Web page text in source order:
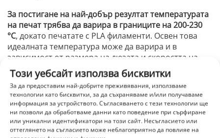
Този уебсайт използва бисквитки
За да предоставим най-добрите преживявания, използваме
технологии като бисквитки, за да съхраняваме и/или получаваме
информация за устройството. Съгласяването с тези технологии ще
ни позволи да обработваме данни като поведение при сърфиране
или уникални идентификатори на този сайт. Несъгласието или
оттеглянето на съгласието може неблагоприятно да повлияе на
За постигане на най-добър резултат температурата
на печат трябва да варира в границите на 200-230
°C, докато печатате с PLA филаменти. Освен това
идеалната температура може да варира и в
зависимост от размера на дюзата и скоростта на
печат. Затова направете няколко експериментални
разпечатки, за да откриете най-добрата
температура за вашия 3D принтер.
Адхезия на леглото